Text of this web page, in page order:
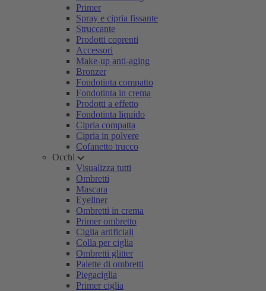
Primer
Spray e cipria fissante
Struccante
Prodotti coprenti
Accessori
Make-up anti-aging
Bronzer
Fondotinta compatto
Fondotinta in crema
Prodotti a effetto
Fondotinta liquido
Cipria compatta
Cipria in polvere
Cofanetto trucco
Occhi
Visualizza tutti
Ombretti
Mascara
Eyeliner
Ombretti in crema
Primer ombretto
Ciglia artificiali
Colla per ciglia
Ombretti glitter
Palette di ombretti
Piegaciglia
Primer ciglia